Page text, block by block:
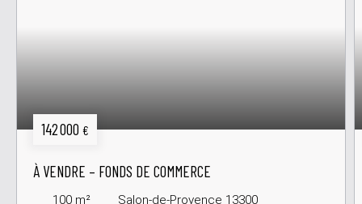
142 000 €
À VENDRE – FONDS DE COMMERCE
100 m² Salon-de-Provence 13300